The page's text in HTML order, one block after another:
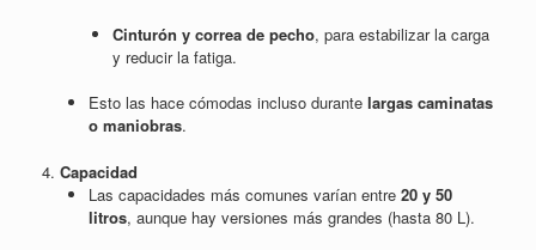
Cinturón y correa de pecho, para estabilizar la carga
y reducir la fatiga.
Esto las hace cómodas incluso durante largas caminatas
o maniobras.
4. Capacidad
Las capacidades más comunes varían entre 20 y 50
litros, aunque hay versiones más grandes (hasta 80 L).